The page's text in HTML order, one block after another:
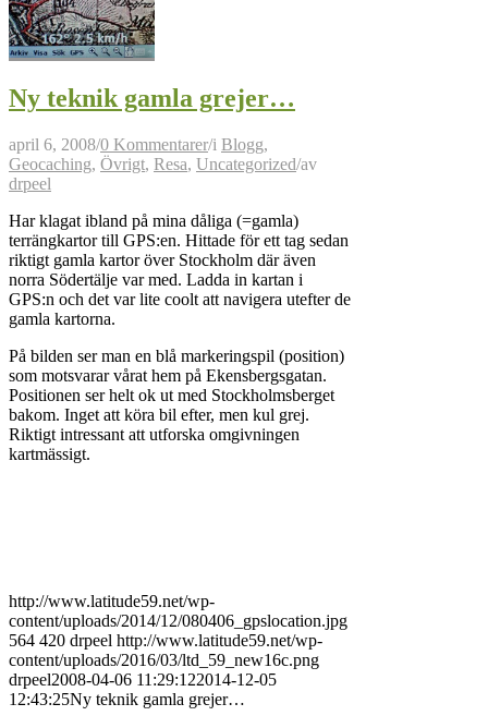
Ny teknik gamla grejer…
april 6, 2008/0 Kommentarer/i Blogg,
Geocaching, Övrigt, Resa, Uncategorized/av
drpeel
Har klagat ibland på mina dåliga (=gamla)
terrängkartor till GPS:en. Hittade för ett tag sedan
riktigt gamla kartor över Stockholm där även
norra Södertälje var med. Ladda in kartan i
GPS:n och det var lite coolt att navigera utefter de
gamla kartorna.
På bilden ser man en blå markeringspil (position)
som motsvarar vårat hem på Ekensbergsgatan.
Positionen ser helt ok ut med Stockholmsberget
bakom. Inget att köra bil efter, men kul grej.
Riktigt intressant att utforska omgivningen
kartmässigt.
http://www.latitude59.net/wp-
content/uploads/2014/12/080406_gpslocation.jpg
564 420 drpeel http://www.latitude59.net/wp-
content/uploads/2016/03/ltd_59_new16c.png
drpeel2008-04-06 11:29:122014-12-05
12:43:25Ny teknik gamla grejer…